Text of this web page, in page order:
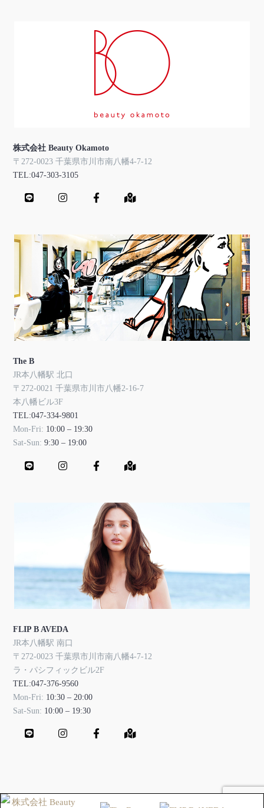
株式会社 Beauty Okamoto
〒272-0023 千葉県市川市南八幡4-7-12
TEL:047-303-3105
The B
JR本八幡駅 北口
〒272-0021 千葉県市川市八幡2-16-7
本八幡ビル3F
TEL:047-334-9801
Mon-Fri: 10:00 – 19:30
Sat-Sun:9:30 – 19:00
FLIP B AVEDA
JR本八幡駅 南口
〒272-0023 千葉県市川市南八幡4-7-12
ラ・パシフィックビル2F
TEL:047-376-9560
Mon-Fri: 10:30 – 20:00
Sat-Sun: 10:00 – 19:30